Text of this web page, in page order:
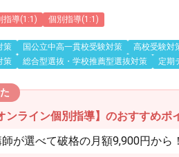
指導(1:1) 個別指導(1:1)
策 国公立中高一貫校受験対策 高校受験対
策
総合型選抜・学校推薦型選抜対策 定期
ンライン個別指導】のおすすめポ
が選べて破格の月額9,900円から！